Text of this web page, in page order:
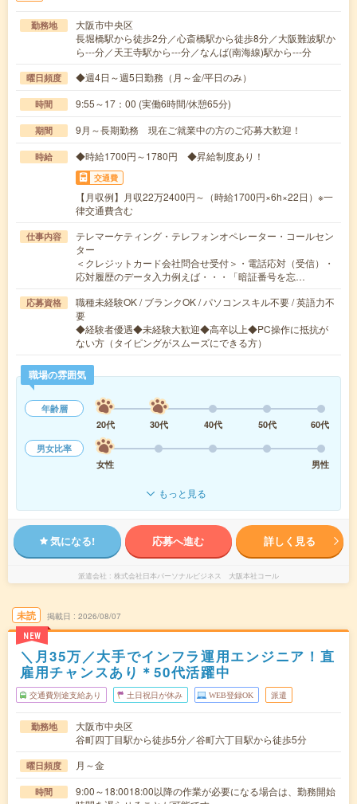
勤務地
大阪市中央区
長堀橋駅から徒歩2分／心斎橋駅から徒歩8分／大阪難波駅か
ら---分／天王寺駅から---分／なんば(南海線)駅から---分
曜日頻度 ◆週4日～週5日勤務（月～金/平日のみ）
時間 9:55～17：00 (実働6時間/休憩65分)
期間 9月～長期勤務 現在ご就業中の方のご応募大歓迎！
時給 ◆時給1700円～1780円 ◆昇給制度あり！
交通費
【月収例】月収22万2400円～（時給1700円×6h×22日）※一
律交通費含む
仕事内容
テレマーケティング・テレフォンオペレーター・コールセン
ター
＜クレジットカード会社問合せ受付＞・電話応対（受信）・
応対履歴のデータ入力例えば・・・「暗証番号を忘…
応募資格
職種未経験OK / ブランクOK / パソコンスキル不要 / 英語力不
要
◆経験者優遇◆未経験大歓迎◆高卒以上◆PC操作に抵抗が
ない方（タイピングがスムーズにできる方）
職場の雰囲気
年齢層
20代
30代 40代 50代
60代
男女比率
女性
男性
もっと見る
気になる! 応募へ進む 詳しく見る
派遣会社 株式会社日本パーソナルビジネス 大阪本社コール
未読
NEW
掲載日 2026/08/07
＼月35万／大手でインフラ運用エンジニア！直
雇用チャンスあり＊50代活躍中
交通費別途支給あり 土日祝日が休み WEB登録OK 派遣
勤務地
大阪市中央区
谷町四丁目駅から徒歩5分／谷町六丁目駅から徒歩5分
曜日頻度 月～金
時間
9:00～18:0018:00以降の作業が必要になる場合は、勤務開始